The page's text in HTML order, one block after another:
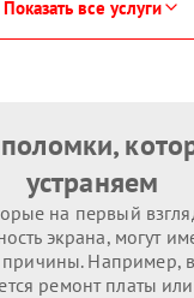
Показать все услуги
устраняем
на первый
экрана, могут
причины. Например,
ремонт платы